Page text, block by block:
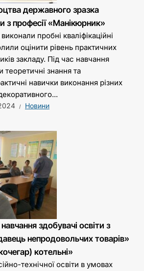
державного зразка
з професії «Манікюрник»
пробні кваліфікаційні
оцінити рівень практичних
закладу. Під час навчання
теоретичні знання та
навички виконання різних
Новини
здобувачі освіти з
непродовольчих товарів»
котельні»
технічної освіти в умовах